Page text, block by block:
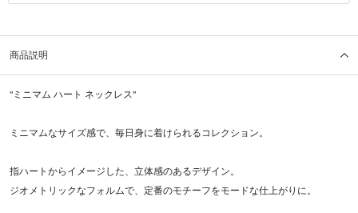
商品説明
"ミニマム ハート ネックレス"
ミニマムなサイズ感で、毎日身に着けられるコレクション。
指ハートからイメージした、立体感のあるデザイン。
ジオメトリックなフォルムで、定番のモチーフをモードな仕上がりに。